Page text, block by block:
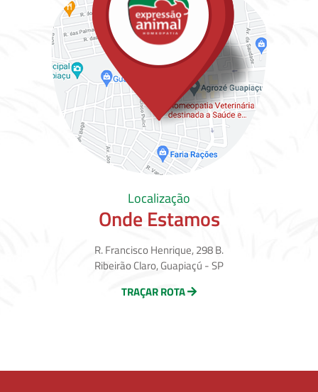
Localização
Onde Estamos
R. Francisco Henrique, 298 B.
Ribeirão Claro, Guapiaçú - SP
TRAÇAR ROTA